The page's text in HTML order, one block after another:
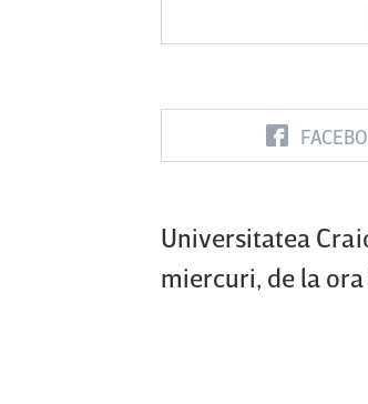
Universitatea
miercuri, de la
FC Botoşani
Vs
Corvinul
Hunedoara